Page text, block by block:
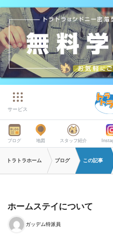
サービス
ブログ 地図 スタッフ紹介
トラトラホーム ブログ この記事
ホームステイについて
ガッデム特派員